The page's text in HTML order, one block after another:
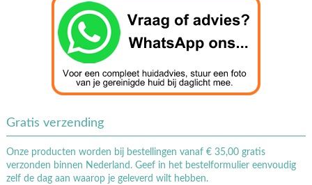
Gratis verzending
Onze producten worden bij bestellingen vanaf € 35,00 gratis
verzonden binnen Nederland. Geef in het bestelformulier eenvoudig
zelf de dag aan waarop je geleverd wilt hebben.